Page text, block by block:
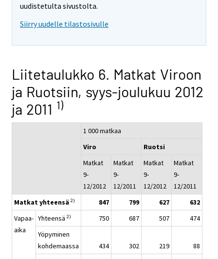
uudistetulta sivustolta.
Siirry uudelle tilastosivulle
Liitetaulukko 6. Matkat Viroon
ja Ruotsiin, syys-joulukuu 2012
ja 2011 1)
1 000 matkaa
Viro
Ruotsi
Matkat
9-
12/2012
Matkat
9-
12/2011
Matkat
9-
12/2012
Matkat
9-
12/2011
Matkat yhteensä 2) 847 799 627
632
Vapaa-
aika
Yhteensä 2) 750 687 507
474
Yöpyminen
kohdemaassa
434 302 219
88